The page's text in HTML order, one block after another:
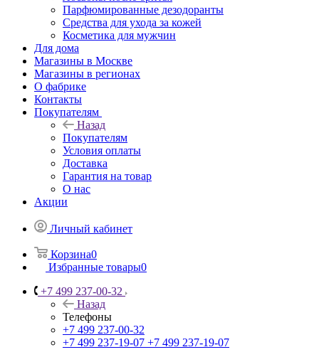
Парфюмированные дезодоранты
Средства для ухода за кожей
Косметика для мужчин
Для дома
Магазины в Москве
Магазины в регионах
О фабрике
Контакты
Покупателям
Назад
Покупателям
Условия оплаты
Доставка
Гарантия на товар
О нас
Акции
Личный кабинет
Корзина0
Избранные товары0
+7 499 237-00-32
Назад
Телефоны
+7 499 237-00-32
+7 499 237-19-07 +7 499 237-19-07